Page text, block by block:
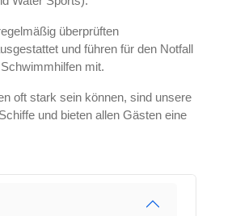
überprüften
und führen für den Notfall
mit.
oft stark sein können, sind unsere
und bieten allen Gästen eine